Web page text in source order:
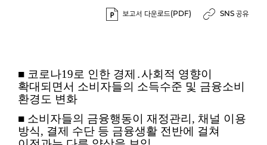
보고서 다운로드(PDF) SNS 공유
■ 코로나19로 인한 경제․사회적 영향이
확대되면서 소비자들의 소득수준 및 금융소비
환경도 변화
■ 소비자들의 금융행동이 재정관리, 채널 이용
방식, 결제 수단 등 금융생활 전반에 걸쳐